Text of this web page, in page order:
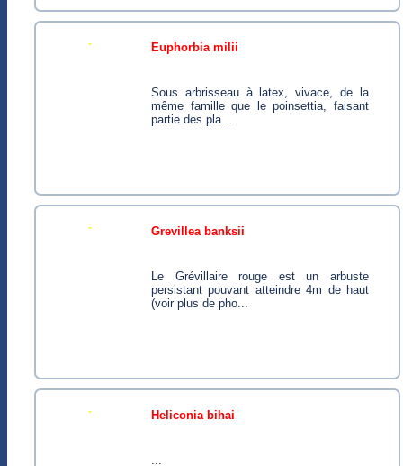
euphorbia milii
Sous arbrisseau à latex, vivace, de la
même famille que le poinsettia, faisant
partie des pla...
grevillea banksii
Le Grévillaire rouge est un arbuste
persistant pouvant atteindre 4m de haut
(voir plus de pho...
heliconia bihai
...